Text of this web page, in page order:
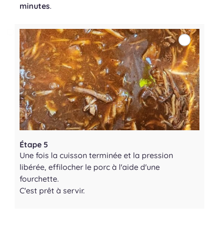
minutes.
Étape 5
Une fois la cuisson terminée et la pression
libérée, effilocher le porc à l'aide d'une
fourchette.
C'est prêt à servir.